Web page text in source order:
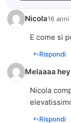
Nicola16 anni
E come si
Rispondi
Melaaaa
Nicola
Rispondi